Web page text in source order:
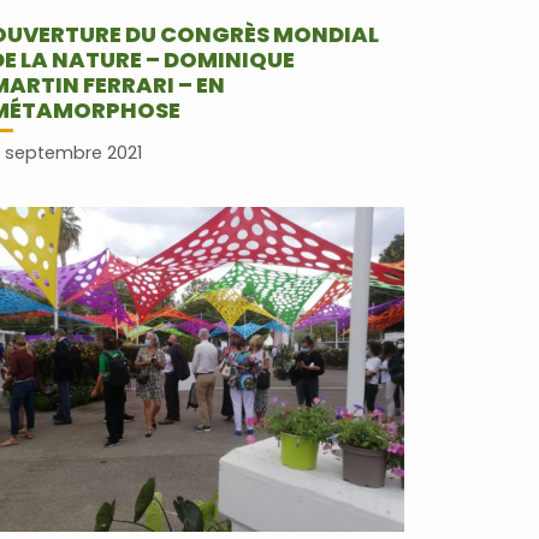
DU CONGRÈS MONDIAL
LA NATURE – DOMINIQUE
FERRARI – EN
septembre 2021